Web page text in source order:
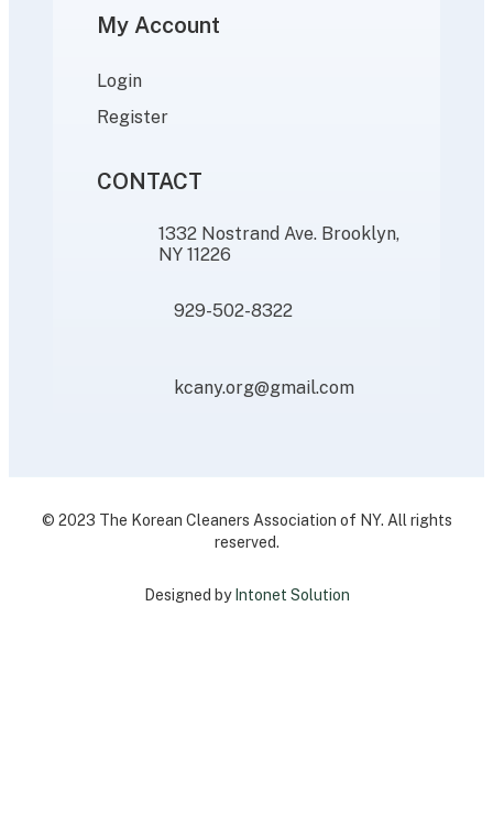
My Account
Login
Register
CONTACT
1332 Nostrand Ave. Brooklyn,
NY 11226
929-502-8322
kcany.org@gmail.com
© 2023 The Korean Cleaners Association of NY. All rights
reserved.
Designed by Intonet Solution